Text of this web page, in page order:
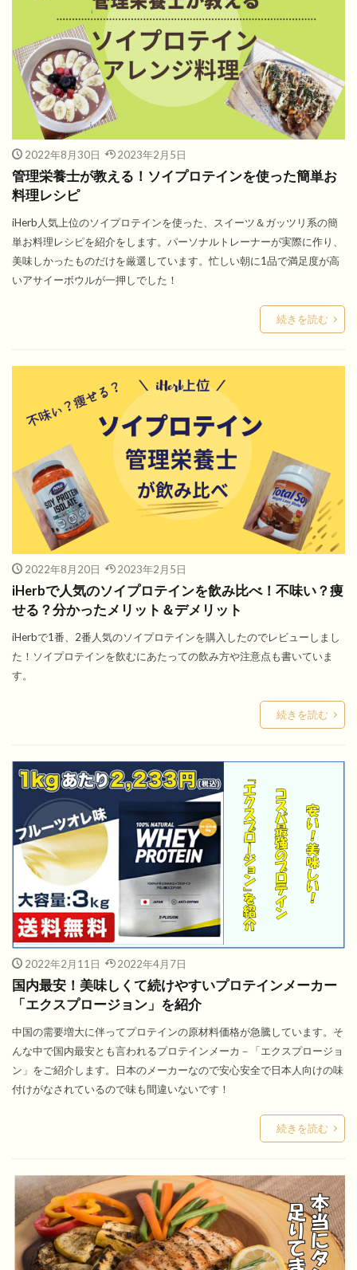
2022年8月30日 2023年2月5日
管理栄養士が教える！ソイプロテインを使った簡単お
料理レシピ
iHerb人気上位のソイプロテインを使った、スイーツ＆ガッツリ系の簡
単お料理レシピを紹介をします。パーソナルトレーナーが実際に作り、
美味しかったものだけを厳選しています。忙しい朝に1品で満足度が高
いアサイーボウルが一押しでした！
続きを読む
2022年8月20日 2023年2月5日
iHerbで人気のソイプロテインを飲み比べ！不味い？痩
せる？分かったメリット＆デメリット
iHerbで1番、2番人気のソイプロテインを購入したのでレビューしまし
た！ソイプロテインを飲むにあたっての飲み方や注意点も書いていま
す。
続きを読む
2022年2月11日 2022年4月7日
国内最安！美味しくて続けやすいプロテインメーカー
「エクスプロージョン」を紹介
中国の需要増大に伴ってプロテインの原材料価格が急騰しています。そ
んな中で国内最安とも言われるプロテインメーカ－「エクスプロージョ
ン」をご紹介します。日本のメーカーなので安心安全で日本人向けの味
付けがなされているので味も間違いないです！
続きを読む